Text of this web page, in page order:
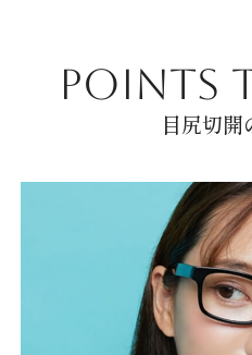
POINTS
目尻切開